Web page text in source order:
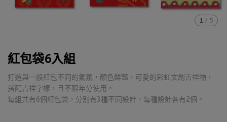
1 / 5
紅包袋6入組
打造與一般紅包不同的氣氛，顏色鮮豔，可愛的彩虹文創吉祥物，
搭配吉祥字樣，且不限年分使用。
每組共有6個紅包袋，分別有3種不同設計，每種設計各有2個。